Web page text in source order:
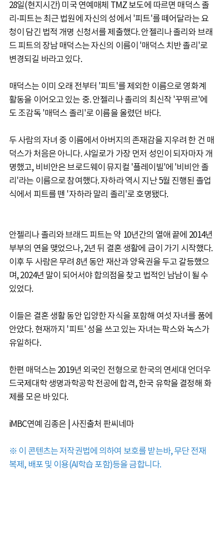
28일(현지시간) 미국 연예매체 TMZ 보도에 따르면 매덕스 졸
리-피트는 최근 법원에 자신의 성에서 '피트'를 떼어달라는 요
청이 담긴 법적 개명 신청서를 제출했다. 안젤리나 졸리와 브래
드 피트의 장남 매덕스는 자신의 이름이 '매덕스 치반 졸리'로
변경되길 바라고 있다.
매덕스는 이미 오래 전부터 '피트'를 제외한 이름으로 영화계
활동을 이어오고 있는 중. 안젤리나 졸리의 최신작 '꾸뛰르'에
도 조감독 '매덕스 졸리'로 이름을 올렸던 바다.
두 사람의 자녀 중 이름에서 아버지의 존재감을 지우려 한 건 매
덕스가 처음은 아니다. 샤일로가 가장 먼저 성인이 되자마자 개
명했고, 비비안은 브로드웨이 뮤지컬 '플레이빌'에 '비비안 졸
리'라는 이름으로 참여했다. 자하라 역시 지난 5월 진행된 졸업
식에서 피트를 뗀 '자하라 말리 졸리'로 호명됐다.
안젤리나 졸리와 브래드 피트는 약 10년간의 열애 끝에 2014년
부부의 연을 맺었으나, 2년 뒤 결혼 생활에 금이 가기 시작했다.
이후 두 사람은 무려 8년 동안 재산과 양육권을 두고 갈등했으
며, 2024년 말이 되어서야 합의점을 찾고 법적인 남남이 될 수
있었다.
이들은 결혼 생활 동안 입양한 자식을 포함해 여섯 자녀를 품에
안았다. 현재까지 '피트' 성을 쓰고 있는 자녀는 팍스와 녹스가
유일하다.
한편 매덕스는 2019년 외국인 전형으로 한국의 연세대 언더우
드국제대학 생명과학공학 전공에 합격, 한국 유학을 결정해 화
제를 모은 바 있다.
iMBC연예 김종은 | 사진출처 판씨네마
※ 이 콘텐츠는 저작권법에 의하여 보호를 받는바, 무단 전재
복제, 배포 및 이용(AI학습 포함)등을 금합니다.